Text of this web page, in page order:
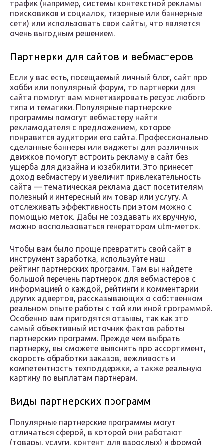
трафик (например, системы контекстной рекламы
поисковиков и социалок, тизерные или баннерные
сети) или использовать свои сайты, что является
очень выгодным решением.
Партнерки для сайтов и вебмастеров
Если у вас есть, посещаемый личный блог, сайт про
хобби или популярный форум, то партнерки для
сайта помогут вам монетизировать ресурс любого
типа и тематики. Популярные партнерские
программы помогут вебмастеру найти
рекламодателя с предложением, которое
понравится аудитории его сайта. Профессионально
сделанные баннеры или виджеты для различных
движков помогут встроить рекламу в сайт без
ущерба для дизайна и юзабилити. Это принесет
доход вебмастеру и увеличит привлекательность
сайта — тематическая реклама даст посетителям
полезный и интересный им товар или услугу. А
отслеживать эффективность при этом можно с
помощью меток. Дабы не создавать их вручную,
можно воспользоваться генератором utm-меток.
Чтобы вам было проще превратить свой сайт в
инструмент заработка, используйте наш
рейтинг партнерских программ. Там вы найдете
большой перечень партнерок для вебмастеров с
информацией о каждой, рейтинги и комментарии
других адвертов, рассказывающих о собственном
реальном опыте работы с той или иной программой.
Особенно вам пригодятся отзывы, так как это
самый объективный источник фактов работы
партнерских программ. Прежде чем выбрать
партнерку, вы сможете выяснить про ассортимент,
скорость обработки заказов, вежливость и
компетентность техподдержки, а также реальную
картину по выплатам партнерам.
Виды партнерских программ
Популярные партнерские программы могут
отличаться сферой, в которой они работают
(товары, услуги, контент для взрослых) и формой